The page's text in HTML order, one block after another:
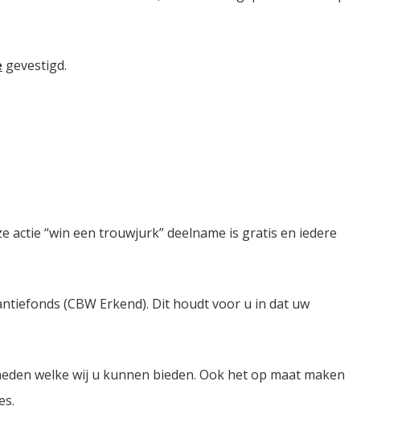
gevestigd.
actie “win een trouwjurk” deelname is gratis en iedere
(CBW Erkend). Dit houdt voor u in dat uw
welke wij u kunnen bieden. Ook het op maat maken